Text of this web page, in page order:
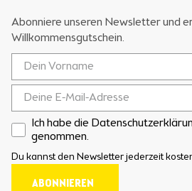
Abonniere unseren Newsletter und
Willkommensgutschein.
Ich habe die
genommen.
Du kannst den Newsletter jederzeit
ABONNIEREN